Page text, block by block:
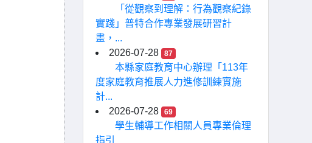
「從觀察到理解：行為觀察紀錄
實踐」普特合作專業發展研習計
畫，...
2026-07-28
87
本縣家庭教育中心辦理「113年
度家庭教育推展人力進修訓練實施
計...
2026-07-28
69
學生輔導工作相關人員專業倫理
指引